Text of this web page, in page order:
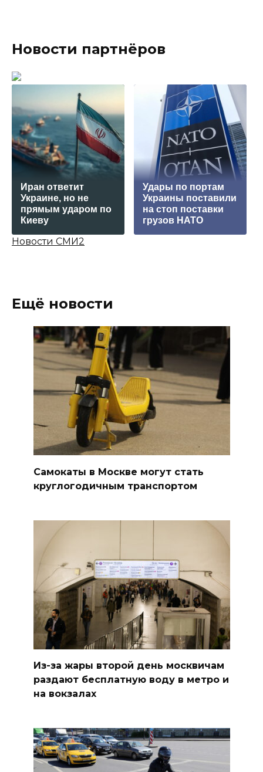
Новости партнёров
Иран ответит
Украине, но не
прямым ударом по
Киеву
Удары по портам
Украины поставили
на стоп поставки
грузов НАТО
Новости СМИ2
Ещё новости
Самокаты в Москве могут стать
круглогодичным транспортом
Из-за жары второй день москвичам
раздают бесплатную воду в метро и
на вокзалах